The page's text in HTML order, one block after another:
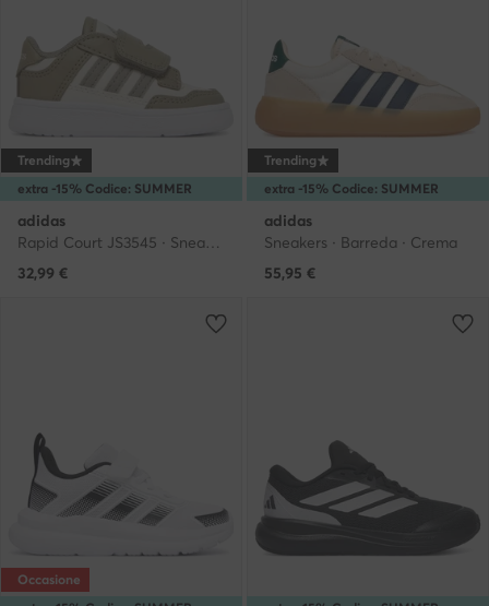
extra -15% Codice: SUMMER
Trending
adidas
Rapid Court JS3545 · Sneakers
32,99 €
extra -15% Codice: SUMMER
Trending
adidas
Sneakers · Barreda · Crema
55,95 €
Occasione